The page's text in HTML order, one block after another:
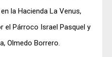
la Hacienda La Venus,
el Párroco Israel Pasquel y
Olmedo Borrero.